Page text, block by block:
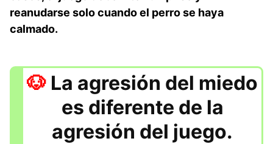
reanudarse solo cuando el perro se haya
calmado.
La agresión del miedo
es diferente de la
agresión del juego.